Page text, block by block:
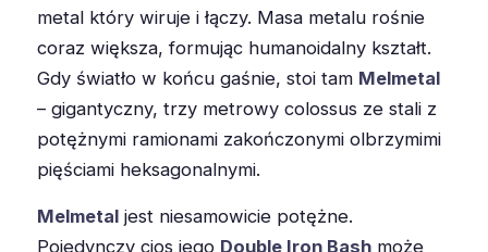
metal który wiruje i łączy. Masa metalu rośnie
coraz większa, formując humanoidalny kształt.
Gdy światło w końcu gaśnie, stoi tam Melmetal
– gigantyczny, trzy metrowy colossus ze stali z
potężnymi ramionami zakończonymi olbrzymimi
pięściami heksagonalnymi.
Melmetal jest niesamowicie potężne.
Pojedynczy cios jego Double Iron Bash może